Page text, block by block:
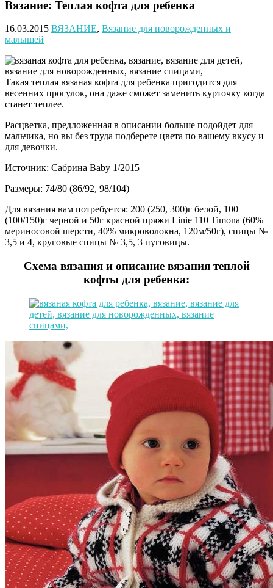
Вязание: Теплая кофта для ребенка
16.03.2015 ВЯЗАНИЕ, Вязание для новорожденных и
малышей
Такая теплая вязаная кофта для ребенка пригодится для
весенних прогулок, она даже сможет заменить курточку когда
станет теплее.
Расцветка, предложенная в описании больше подойдет для
мальчика, но вы без труда подберете цвета по вашему вкусу и
для девочки.
Источник: Сабрина Baby 1/2015
Размеры: 74/80 (86/92, 98/104)
Для вязания вам потребуется: 200 (250, 300)г белой, 100
(100/150)г черной и 50г красной пряжи Linie 110 Timona (60%
мериносовой шерсти, 40% микроволокна, 120м/50г), спицы №
3,5 и 4, круговые спицы № 3,5, 3 пуговицы.
Схема вязания и описание вязания теплой
кофты для ребенка: